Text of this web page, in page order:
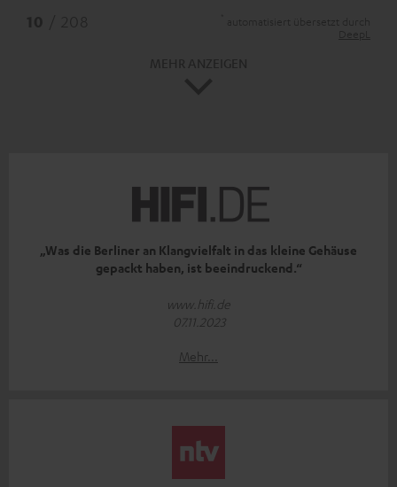
„Was die Berliner an Klangvielfalt in das kleine Gehäuse
gepackt haben, ist beeindruckend.“
www.hifi.de
07.11.2023
Mehr...